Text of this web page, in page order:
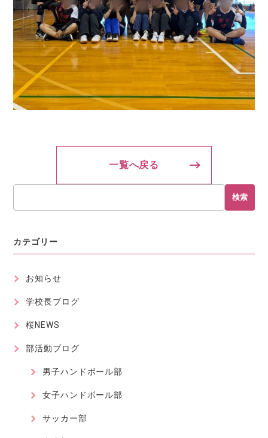
一覧へ戻る
検索
カテゴリー
お知らせ
学校長ブログ
桜NEWS
部活動ブログ
男子ハンドボール部
女子ハンドボール部
サッカー部